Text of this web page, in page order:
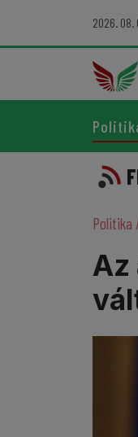
2026.
kísérti a
Politika
Az